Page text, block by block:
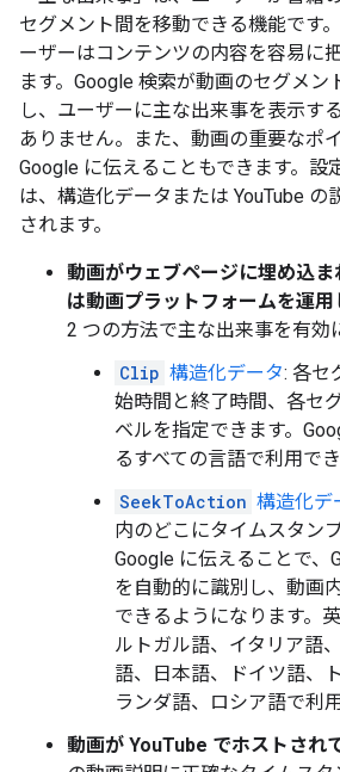
セグメント間を移動できる機能です
ーザーはコンテンツの内容を容易に
ます。Google 検索が動画のセグメン
し、ユーザーに主な出来事を表示す
ありません。また、動画の重要なポ
Google に伝えることもできます。設
は、構造化データまたは YouTube の
されます。
動画がウェブページに埋め込
は動画プラットフォームを運
2 つの方法で主な出来事を有効
Clip 構造化データ: 各セ
始時間と終了時間、各セ
ベルを指定できます。
るすべての言語で利用でき
SeekToAction 構造化デ
内のどこにタイムスタン
Google に伝えることで、
を自動的に識別し、動画
できるようになります。
ルトガル語、イタリア語
語、日本語、ドイツ語、
ランダ語、ロシア語で利
動画が YouTube でホストされ